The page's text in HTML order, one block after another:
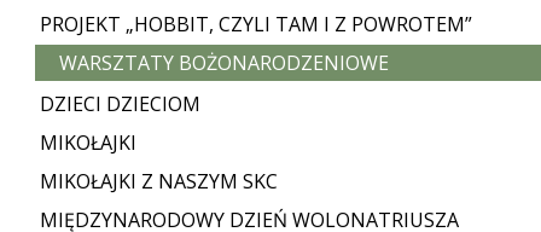
PROJEKT „HOBBIT, CZYLI TAM I Z POWROTEM”
WARSZTATY BOŻONARODZENIOWE
DZIECI DZIECIOM
MIKOŁAJKI
MIKOŁAJKI Z NASZYM SKC
MIĘDZYNARODOWY DZIEŃ WOLONATRIUSZA